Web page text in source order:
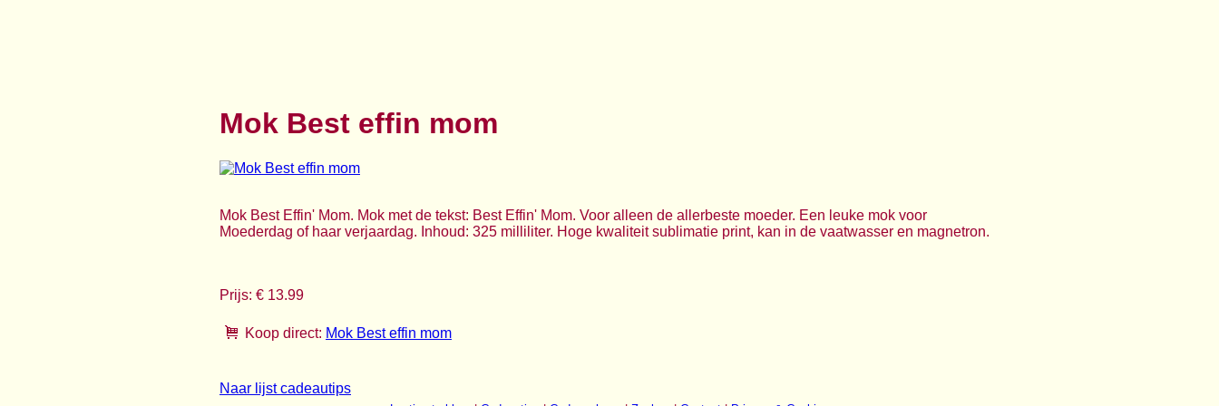
Mok Best effin mom
Mok Best Effin' Mom. Mok met de tekst: Best Effin' Mom. Voor alleen de allerbeste moeder. Een leuke mok voor
Moederdag of haar verjaardag. Inhoud: 325 milliliter. Hoge kwaliteit sublimatie print, kan in de vaatwasser en magnetron.
Prijs: € 13.99
Koop direct: Mok Best effin mom
Naar lijst cadeautips